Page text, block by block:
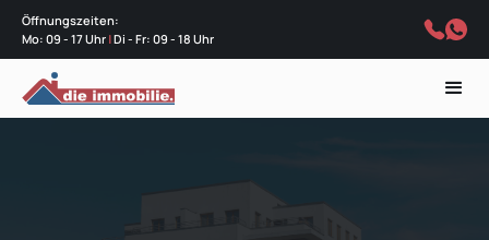
Öffnungszeiten:
Mo: 09 - 17 Uhr |Di - Fr: 09 - 18 Uhr